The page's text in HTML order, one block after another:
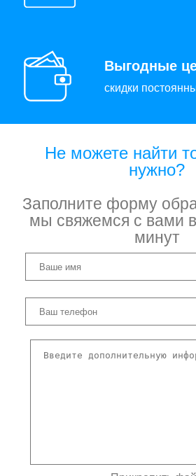
Выгодные
скидки
Не можете найти
нужно?
Заполните форму
мы свяжемся с вами
минут